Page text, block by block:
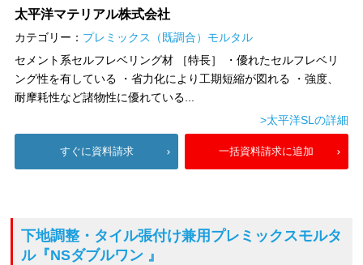
太平洋マテリアル株式会社
カテゴリー： プレミックス（既調合）モルタル
セメント系セルフレベリング材 ［特長］ ・優れたセルフレベリ
ング性を有している ・省力化により工期短縮が図れる ・強度、
耐摩耗性など諸物性に優れている...
>太平洋SLの詳細
すぐに資料請求 一括資料請求に追加
下地調整・タイル張付け兼用プレミックスモルタ
ル『NSダブルワン 』